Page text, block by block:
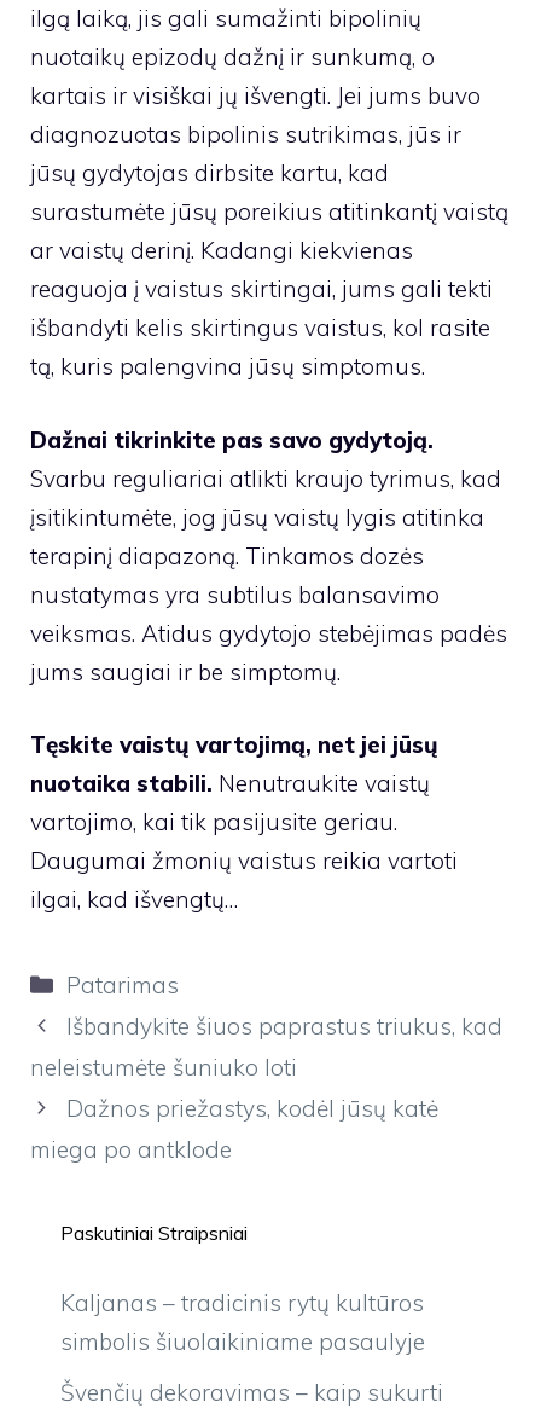
ilgą laiką, jis gali sumažinti bipolinių
nuotaikų epizodų dažnį ir sunkumą, o
kartais ir visiškai jų išvengti. Jei jums buvo
diagnozuotas bipolinis sutrikimas, jūs ir
jūsų gydytojas dirbsite kartu, kad
surastumėte jūsų poreikius atitinkantį vaistą
ar vaistų derinį. Kadangi kiekvienas
reaguoja į vaistus skirtingai, jums gali tekti
išbandyti kelis skirtingus vaistus, kol rasite
tą, kuris palengvina jūsų simptomus.
Dažnai tikrinkite pas savo gydytoją.
Svarbu reguliariai atlikti kraujo tyrimus, kad
įsitikintumėte, jog jūsų vaistų lygis atitinka
terapinį diapazoną. Tinkamos dozės
nustatymas yra subtilus balansavimo
veiksmas. Atidus gydytojo stebėjimas padės
jums saugiai ir be simptomų.
Tęskite vaistų vartojimą, net jei jūsų
nuotaika stabili. Nenutraukite vaistų
vartojimo, kai tik pasijusite geriau.
Daugumai žmonių vaistus reikia vartoti
ilgai, kad išvengtų…
Kategorijos
Patarimas
Išbandykite šiuos paprastus triukus, kad
neleistumėte šuniuko loti
Dažnos priežastys, kodėl jūsų katė
miega po antklode
Paskutiniai Straipsniai
Kaljanas – tradicinis rytų kultūros
simbolis šiuolaikiniame pasaulyje
Švenčių dekoravimas – kaip sukurti